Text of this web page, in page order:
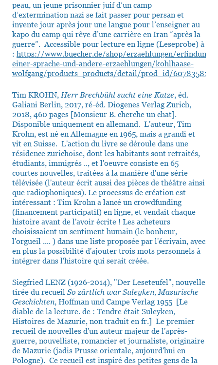
peau, un jeune prisonnier juif d’un camp
d’extermination nazi se fait passer pour persan et
invente jour après jour une langue pour l’enseigner au
kapo du camp qui rêve d’une carrière en Iran “après la
guerre”. Accessible pour lecture en ligne (Leseprobe) à
: https://www.buecher.de/shop/erzaehlungen/erfindung-
einer-sprache-und-andere-erzaehlungen/kohlhaase-
wolfgang/products_products/detail/prod_id/60783581/
Tim KROHN, Herr Brechbühl sucht eine Katze, éd.
Galiani Berlin, 2017, ré-éd. Diogenes Verlag Zurich,
2018, 460 pages [Monsieur B. cherche un chat].
Disponible uniquement en allemand. L'auteur, Tim
Krohn, est né en Allemagne en 1965, mais a grandi et
vit en Suisse. L'action du livre se déroule dans une
résidence zurichoise, dont les habitants sont retraités,
étudiants, immigrés .., et l'oeuvre consiste en 65
courtes nouvelles, traitées à la manière d'une série
télévisée (l'auteur écrit aussi des pièces de théâtre ainsi
que radiophoniques). Le processus de création est
intéressant : Tim Krohn a lancé un crowdfunding
(financement participatif) en ligne, et vendait chaque
histoire avant de l'avoir écrite ! Les acheteurs
choisissaient un sentiment humain (le bonheur,
l'orgueil .... ) dans une liste proposée par l'écrivain, avec
en plus la possibilité d'ajouter trois mots personnels à
intégrer dans l'histoire qui serait créée.
Siegfried LENZ (1926-2014), "Der Leseteufel", nouvelle
tirée du recueil So zärtlich war Suleyken, Masurische
Geschichten, Hoffman und Campe Verlag 1955 [Le
diable de la lecture. de : Tendre était Suleyken,
Histoires de Mazurie, non traduit en fr.] Le premier
recueil de nouvelles d'un auteur majeur de l'après-
guerre, nouvelliste, romancier et journaliste, originaire
de Mazurie (jadis Prusse orientale, aujourd'hui en
Pologne). Ce recueil est inspiré des petites gens de la